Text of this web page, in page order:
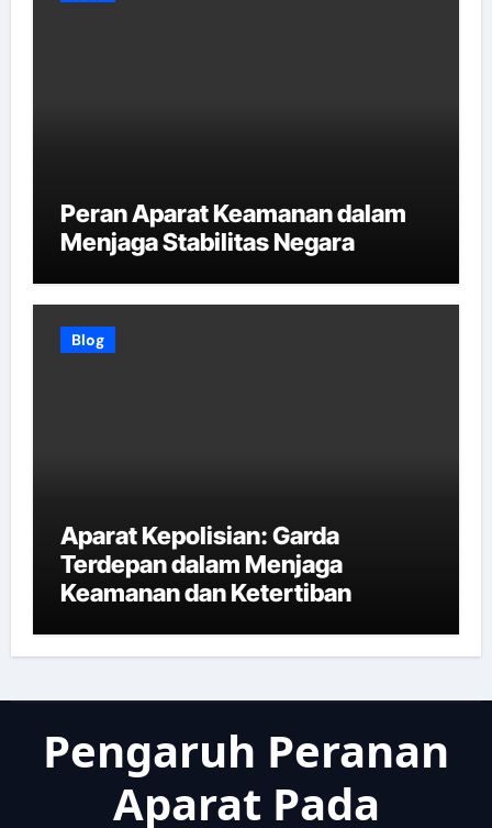
Peran Aparat Keamanan dalam
Menjaga Stabilitas Negara
Blog
Aparat Kepolisian: Garda
Terdepan dalam Menjaga
Keamanan dan Ketertiban
Pengaruh Peranan
Aparat Pada